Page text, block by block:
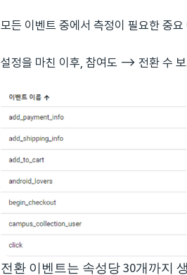
모든 이벤트 중에서 측정이 필요한 중
설정을 마친 이후, 참여도 –> 전환 수
전환 이벤트는 속성당 30개까지